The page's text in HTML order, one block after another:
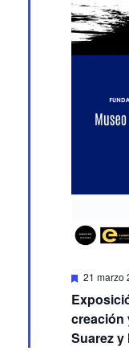
Featured
21 marzo
creación
Suarez y